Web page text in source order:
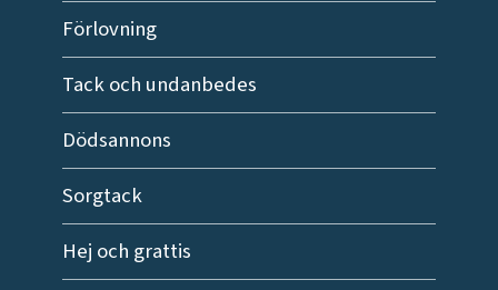
Förlovning
Tack och undanbedes
Dödsannons
Sorgtack
Hej och grattis